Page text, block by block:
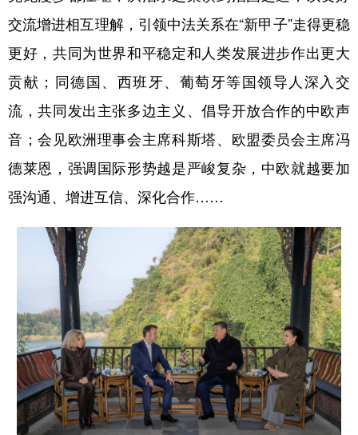
交流增进相互理解，引领中法关系在“新甲子”走得更稳
更好，共同为世界和平稳定和人类发展进步作出更大
贡献；同德国、西班牙、葡萄牙等国领导人深入交
流，共同发出主张多边主义、倡导开放合作的中欧声
音；会见欧洲理事会主席科斯塔、欧盟委员会主席冯
德莱恩，强调国际形势越是严峻复杂，中欧就越要加
强沟通、增进互信、深化合作……